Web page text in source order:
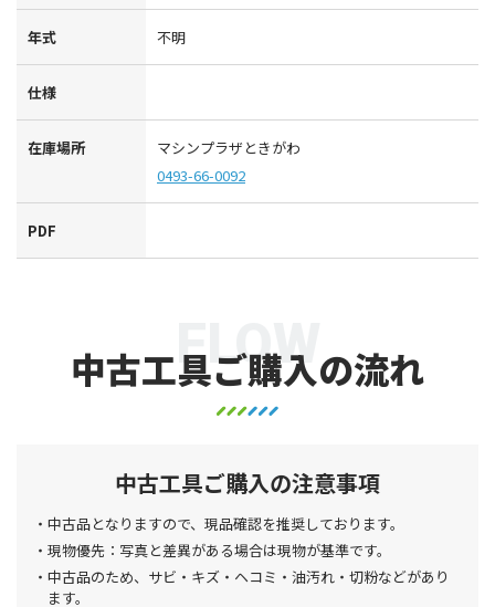
年式 不明
仕様
在庫場所
マシンプラザときがわ
0493-66-0092
PDF
中古工具ご購入の流れ
FLOW
中古工具ご購入の注意事項
中古品となりますので、現品確認を推奨しております。
現物優先：写真と差異がある場合は現物が基準です。
中古品のため、サビ・キズ・ヘコミ・油汚れ・切粉などがあり
ます。